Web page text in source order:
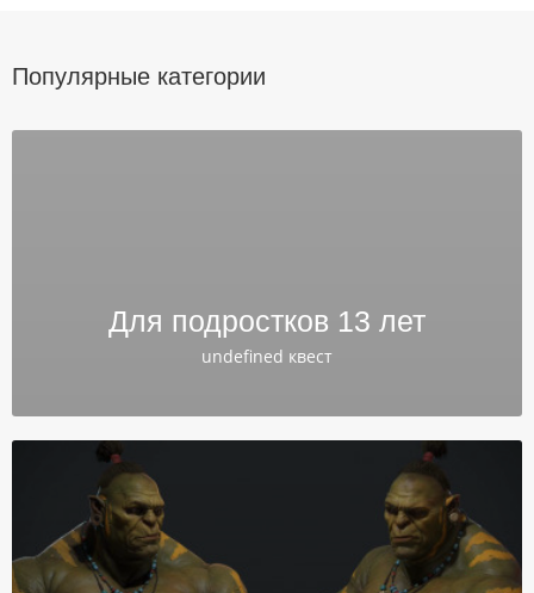
Популярные категории
Для подростков 13 лет
undefined квест